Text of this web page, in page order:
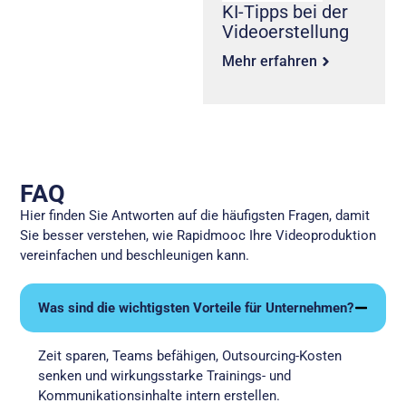
KI-Tipps bei der
Videoerstellung
Mehr erfahren
FAQ
Hier finden Sie Antworten auf die häufigsten Fragen, damit
Sie besser verstehen, wie Rapidmooc Ihre Videoproduktion
vereinfachen und beschleunigen kann.
Was sind die wichtigsten Vorteile für Unternehmen?
Zeit sparen, Teams befähigen, Outsourcing-Kosten
senken und wirkungsstarke Trainings- und
Kommunikationsinhalte intern erstellen.